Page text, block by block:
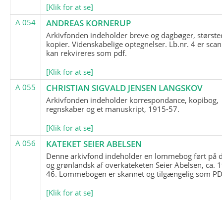
[Klik for at se]
A 054
ANDREAS KORNERUP
Arkivfonden indeholder breve og dagbøger,
kopier. Videnskabelige optegnelser. Lb.nr. 4 er
kan rekvireres som pdf.
[Klik for at se]
A 055
CHRISTIAN SIGVALD JENSEN LANGSKOV
Arkivfonden indeholder korrespondance, kopibog,
regnskaber og et manuskript, 1915-57.
[Klik for at se]
A 056
KATEKET SEIER ABELSEN
Denne arkivfond indeholder en lommebog ført på
og grønlandsk af overkateketen Seier Abelsen, ca.
46. Lommebogen er skannet og tilgængelig som
[Klik for at se]